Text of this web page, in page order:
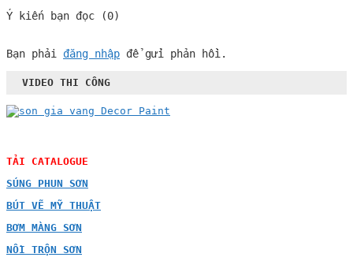
Ý kiến bạn đọc (0)
Bạn phải đăng nhập để gửi phản hồi.
VIDEO THI CÔNG
TẢI CATALOGUE
SÚNG PHUN SƠN
BÚT VẼ MỸ THUẬT
BƠM MÀNG SƠN
NỒI TRỘN SƠN